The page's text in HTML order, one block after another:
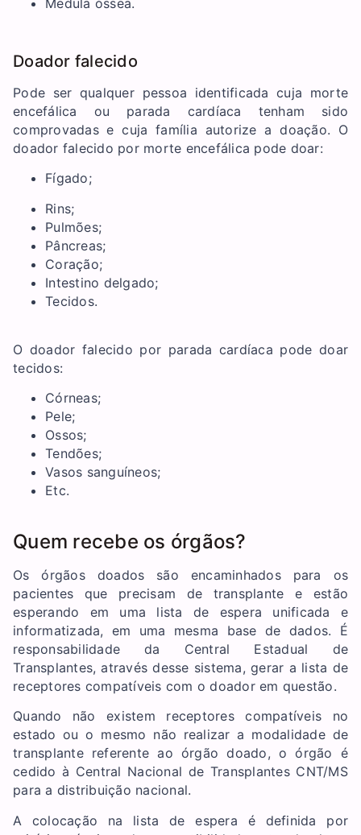
Doador falecido
Pode ser qualquer pessoa identificada cuja morte
encefálica ou parada cardíaca tenham sido
comprovadas e cuja família autorize a doação. O
doador falecido por morte encefálica pode doar:
Fígado;
Rins;
Pulmões;
Pâncreas;
Coração;
Intestino delgado;
Tecidos.
O doador falecido por parada cardíaca pode doar
tecidos:
Córneas;
Pele;
Ossos;
Tendões;
Vasos sanguíneos;
Etc.
Quem recebe os órgãos?
Os órgãos doados são encaminhados para os
pacientes que precisam de transplante e estão
esperando em uma lista de espera unificada e
informatizada, em uma mesma base de dados. É
responsabilidade da Central Estadual de
Transplantes, através desse sistema, gerar a lista de
receptores compatíveis com o doador em questão.
Quando não existem receptores compatíveis no
estado ou o mesmo não realizar a modalidade de
transplante referente ao órgão doado, o órgão é
cedido à Central Nacional de Transplantes CNT/MS
para a distribuição nacional.
A colocação na lista de espera é definida por